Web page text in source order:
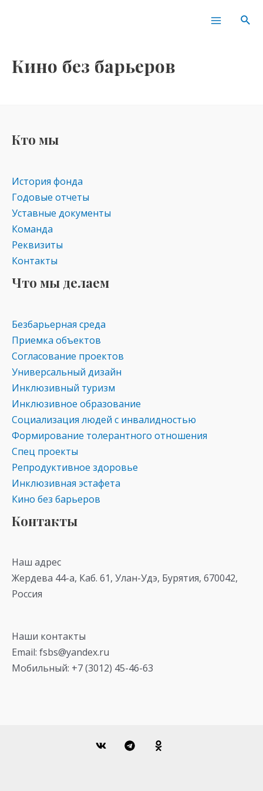
Main
Кино без барьеров
Кто мы
История фонда
Годовые отчеты
Уставные документы
Команда
Реквизиты
Контакты
Что мы делаем
Безбарьерная среда
Приемка объектов
Согласование проектов
Универсальный дизайн
Инклюзивный туризм
Инклюзивное образование
Социализация людей с инвалидностью
Формирование толерантного отношения
Спец проекты
Репродуктивное здоровье
Инклюзивная эстафета
Кино без барьеров
Контакты
Наш адрес
Жердева 44-а, Каб. 61, Улан-Удэ, Бурятия, 670042,
Россия
Наши контакты
Email: fsbs@yandex.ru
Мобильный: +7 (3012) 45-46-63